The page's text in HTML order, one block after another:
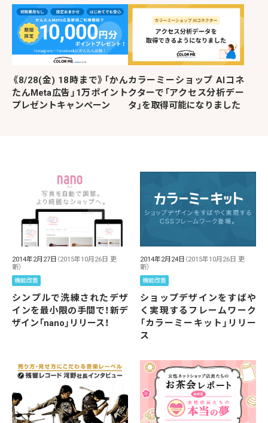
《8/28(金) 18時まで》「かん
たんMeta広告」1万ポイント
プレゼントキャンペーン
カラーミーショップ AIコネ
クターで「アクセス分析デー
タ」を取得可能になりました
2014年2月27日 （2015年10月26日 更
新）
機能改善
シンプルで洗練されたデザ
インを最小限の手間で！新デ
ザイン「nano」リリース！
2014年2月24日 （2015年10月26日 更
新）
機能改善
ショップデザインをすばや
く実現するフレームワーク
「カラーミーキット」リリー
ス